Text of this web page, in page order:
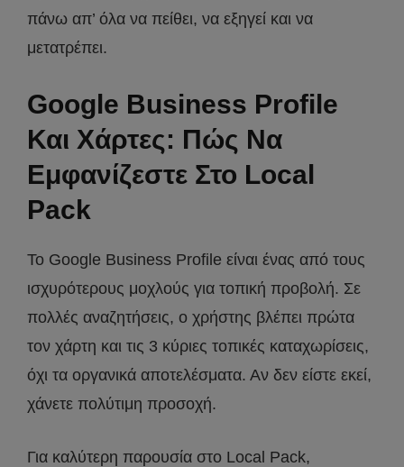
πάνω απ’ όλα να πείθει, να εξηγεί και να
μετατρέπει.
Google Business Profile
Και Χάρτες: Πώς Να
Εμφανίζεστε Στο Local
Pack
Το Google Business Profile είναι ένας από τους
ισχυρότερους μοχλούς για τοπική προβολή. Σε
πολλές αναζητήσεις, ο χρήστης βλέπει πρώτα
τον χάρτη και τις 3 κύριες τοπικές καταχωρίσεις,
όχι τα οργανικά αποτελέσματα. Αν δεν είστε εκεί,
χάνετε πολύτιμη προσοχή.
Για καλύτερη παρουσία στο Local Pack,